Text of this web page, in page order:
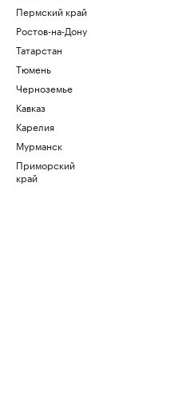
Пермский край
Ростов-на-Дону
Татарстан
Тюмень
Черноземье
Кавказ
Карелия
Мурманск
Приморский
край